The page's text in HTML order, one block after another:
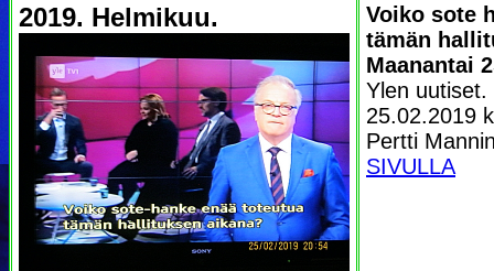
2019. Helmikuu.
Voiko sote
tämän
Maanantai
Ylen uutiset.
25.02.2019
Pertti
SIVULLA